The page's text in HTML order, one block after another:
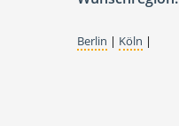
Berlin | Köln |